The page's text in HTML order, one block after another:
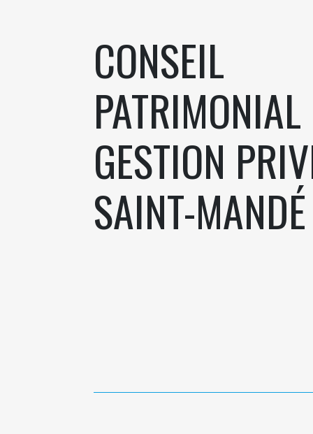
CONSEIL
GESTION
SAINT-MANDÉ